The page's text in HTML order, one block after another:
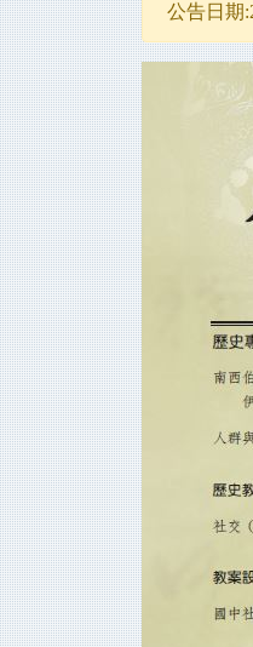
公告日期